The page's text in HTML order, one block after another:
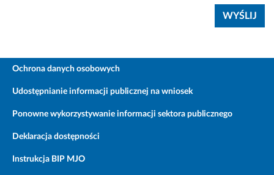
Ochrona danych osobowych
Udostępnianie informacji publicznej na wniosek
Ponowne wykorzystywanie informacji sektora publicznego
Deklaracja dostępności
Instrukcja BIP MJO